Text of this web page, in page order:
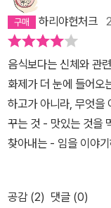
음식과 살리는 음식,
한 이야기다. 맛있고 중
지, 반대로 어떤 음식이
인 지식을 바탕으로 쉽
잘 먹고, 그러면서 행
우리 몸과 음식에 대한
하리야헌처크
음식보다는 신체와 관
화제가 더 눈에 들어오
하고가 아니라, 무엇을
꾸는 것 - 맛있는 것을
찾아내는 - 임을 이야
공감 (2) 댓글 (0)